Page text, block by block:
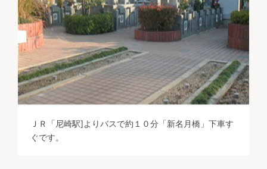
ＪＲ「尼崎駅]よりバスで約１０分「新名月橋」下車す
ぐです。